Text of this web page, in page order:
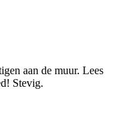
aan de muur. Lees
Stevig.